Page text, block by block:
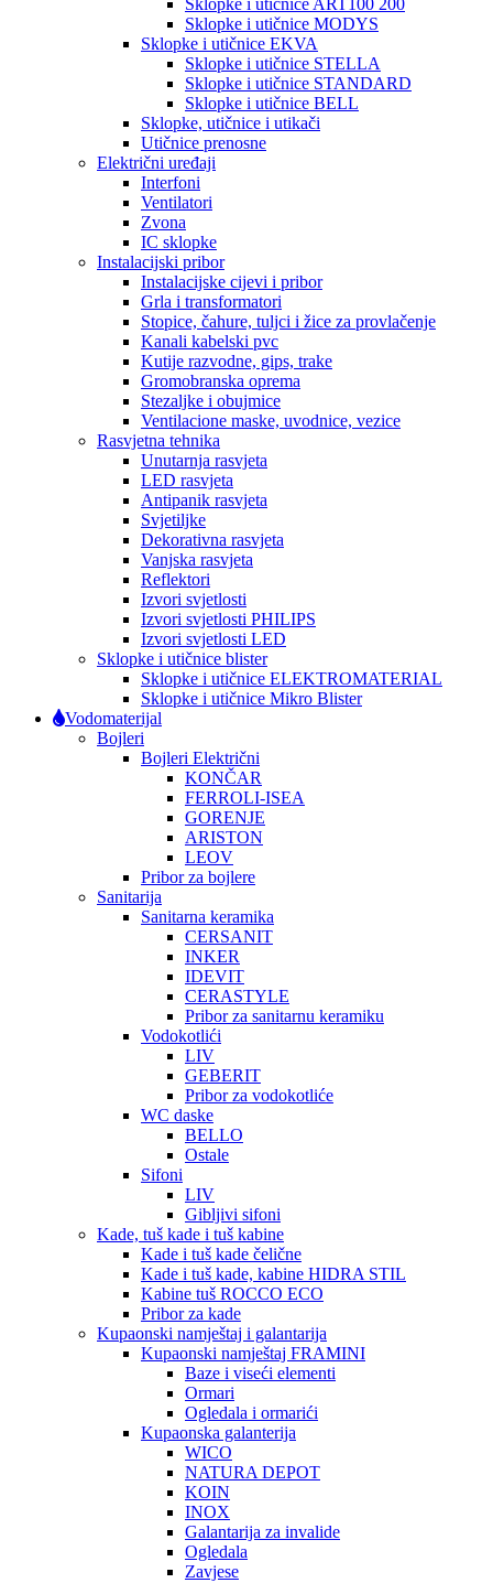
Sklopke i utičnice ART100 200
Sklopke i utičnice MODYS
Sklopke i utičnice EKVA
Sklopke i utičnice STELLA
Sklopke i utičnice STANDARD
Sklopke i utičnice BELL
Sklopke, utičnice i utikači
Utičnice prenosne
Električni uređaji
Interfoni
Ventilatori
Zvona
IC sklopke
Instalacijski pribor
Instalacijske cijevi i pribor
Grla i transformatori
Stopice, čahure, tuljci i žice za provlačenje
Kanali kabelski pvc
Kutije razvodne, gips, trake
Gromobranska oprema
Stezaljke i obujmice
Ventilacione maske, uvodnice, vezice
Rasvjetna tehnika
Unutarnja rasvjeta
LED rasvjeta
Antipanik rasvjeta
Svjetiljke
Dekorativna rasvjeta
Vanjska rasvjeta
Reflektori
Izvori svjetlosti
Izvori svjetlosti PHILIPS
Izvori svjetlosti LED
Sklopke i utičnice blister
Sklopke i utičnice ELEKTROMATERIAL
Sklopke i utičnice Mikro Blister
Vodomaterijal
Bojleri
Bojleri Električni
KONČAR
FERROLI-ISEA
GORENJE
ARISTON
LEOV
Pribor za bojlere
Sanitarija
Sanitarna keramika
CERSANIT
INKER
IDEVIT
CERASTYLE
Pribor za sanitarnu keramiku
Vodokotlići
LIV
GEBERIT
Pribor za vodokotliće
WC daske
BELLO
Ostale
Sifoni
LIV
Gibljivi sifoni
Kade, tuš kade i tuš kabine
Kade i tuš kade čelične
Kade i tuš kade, kabine HIDRA STIL
Kabine tuš ROCCO ECO
Pribor za kade
Kupaonski namještaj i galantarija
Kupaonski namještaj FRAMINI
Baze i viseći elementi
Ormari
Ogledala i ormarići
Kupaonska galanterija
WICO
NATURA DEPOT
KOIN
INOX
Galantarija za invalide
Ogledala
Zavjese